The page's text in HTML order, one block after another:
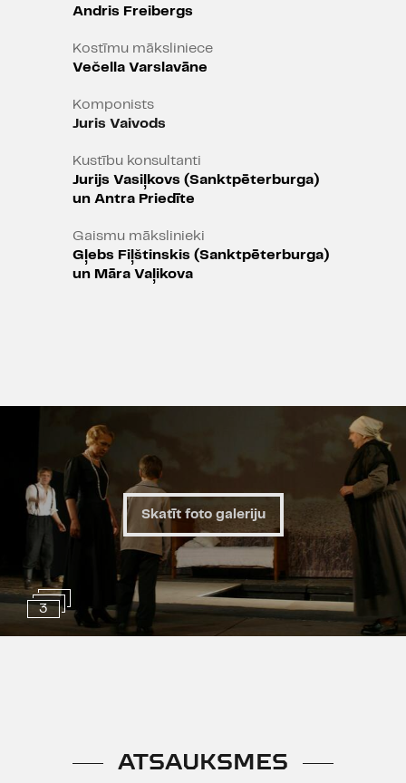
Andris Freibergs
Kostīmu māksliniece
Večella Varslavāne
Komponists
Juris Vaivods
Kustību konsultanti
Jurijs Vasiļkovs (Sanktpēterburga)
un Antra Priedīte
Gaismu mākslinieki
Gļebs Fiļštinskis (Sanktpēterburga)
un Māra Vaļikova
3
Skatīt foto galeriju
ATSAUKSMES